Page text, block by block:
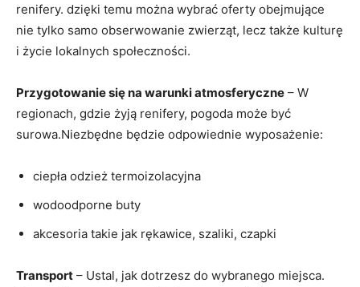
renifery. dzięki temu można wybrać oferty obejmujące
nie tylko samo obserwowanie zwierząt, lecz także kulturę
i życie lokalnych społeczności.
Przygotowanie się na warunki atmosferyczne – W
regionach, gdzie żyją renifery, pogoda może być
surowa.Niezbędne będzie odpowiednie wyposażenie:
ciepła odzież termoizolacyjna
wodoodporne buty
akcesoria takie jak rękawice, szaliki, czapki
Transport – Ustal, jak dotrzesz do wybranego miejsca.